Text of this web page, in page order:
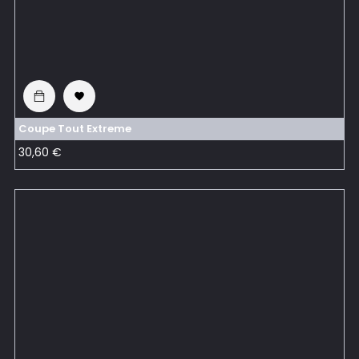

Coupe Tout Extreme
Prix
30,60 €